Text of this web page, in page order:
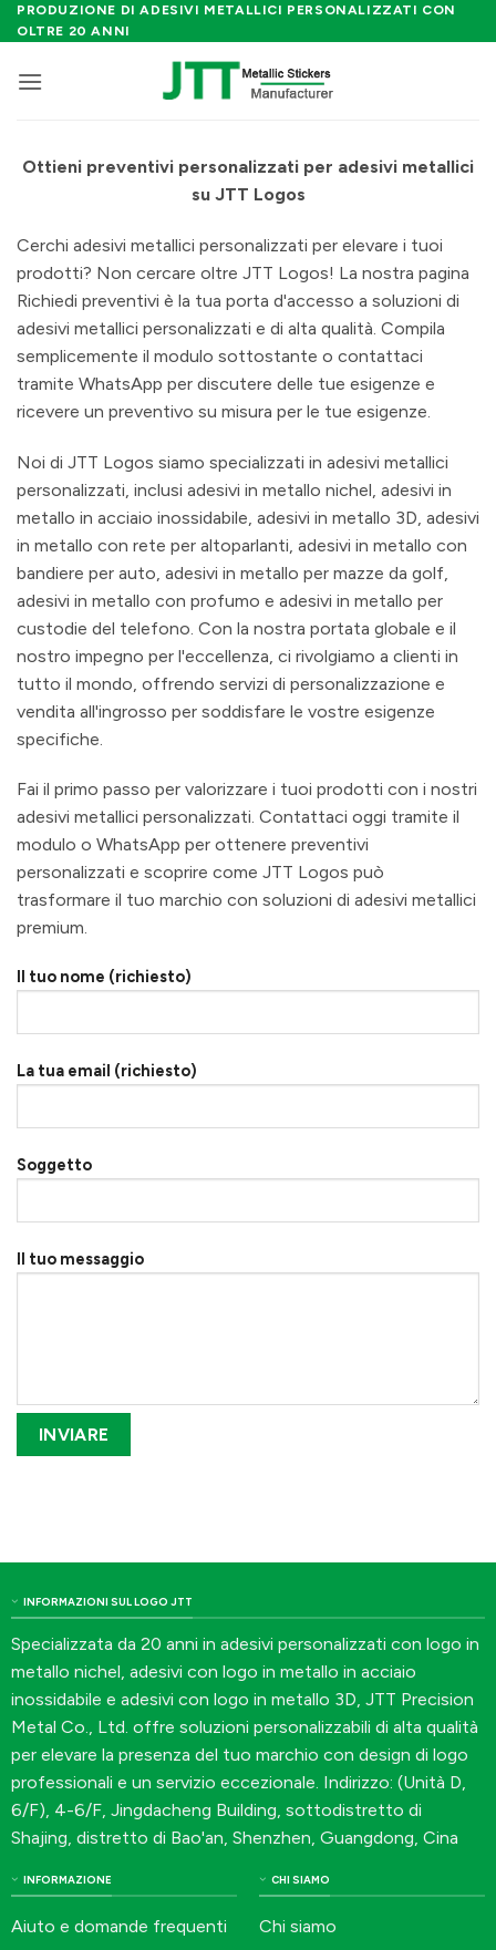
Salta
ai
PRODUZIONE DI ADESIVI METALLICI PERSONALIZZATI CON
OLTRE 20 ANNI
Ottieni preventivi personalizzati per adesivi metallici
su JTT Logos
Cerchi adesivi metallici personalizzati per elevare i tuoi
prodotti? Non cercare oltre JTT Logos! La nostra pagina
Richiedi preventivi è la tua porta d'accesso a soluzioni di
adesivi metallici personalizzati e di alta qualità. Compila
semplicemente il modulo sottostante o contattaci
tramite WhatsApp per discutere delle tue esigenze e
ricevere un preventivo su misura per le tue esigenze.
Noi di JTT Logos siamo specializzati in adesivi metallici
personalizzati, inclusi adesivi in metallo nichel, adesivi in
metallo in acciaio inossidabile, adesivi in metallo 3D, adesivi
in metallo con rete per altoparlanti, adesivi in metallo con
bandiere per auto, adesivi in metallo per mazze da golf,
adesivi in metallo con profumo e adesivi in metallo per
custodie del telefono. Con la nostra portata globale e il
nostro impegno per l'eccellenza, ci rivolgiamo a clienti in
tutto il mondo, offrendo servizi di personalizzazione e
vendita all'ingrosso per soddisfare le vostre esigenze
specifiche.
Fai il primo passo per valorizzare i tuoi prodotti con i nostri
adesivi metallici personalizzati. Contattaci oggi tramite il
modulo o WhatsApp per ottenere preventivi
personalizzati e scoprire come JTT Logos può
trasformare il tuo marchio con soluzioni di adesivi metallici
premium.
Il tuo nome (richiesto)
La tua email (richiesto)
Soggetto
Il tuo messaggio
INFORMAZIONI SUL LOGO JTT
Specializzata da 20 anni in adesivi personalizzati con logo in
metallo nichel, adesivi con logo in metallo in acciaio
inossidabile e adesivi con logo in metallo 3D, JTT Precision
Metal Co., Ltd. offre soluzioni personalizzabili di alta qualità
per elevare la presenza del tuo marchio con design di logo
professionali e un servizio eccezionale. Indirizzo: (Unità D,
6/F), 4-6/F, Jingdacheng Building, sottodistretto di
Shajing, distretto di Bao'an, Shenzhen, Guangdong, Cina
INFORMAZIONE
Aiuto e domande frequenti
CHI SIAMO
Chi siamo